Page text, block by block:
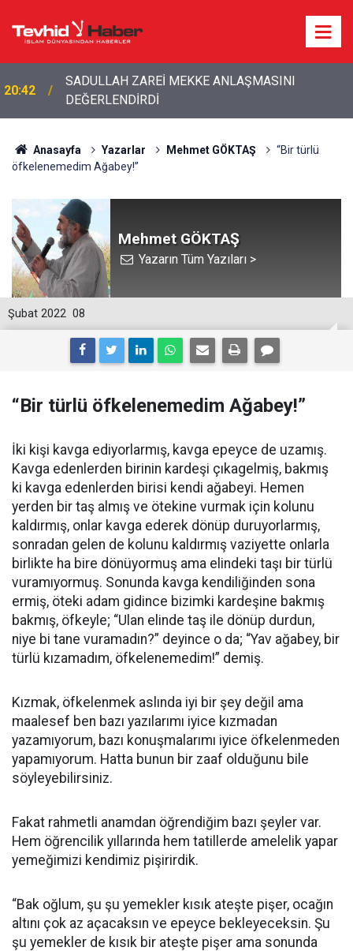
20:20 Bakan Fidan'dan son dakika açıklamalar!
Anasayfa Yazarlar Mehmet GÖKTAŞ
“Bir türlü
öfkelenemedim Ağabey!”
Mehmet GÖKTAŞ
Yazarın Tüm Yazıları >
08
Şubat 2022
“Bir türlü öfkelenemedim Ağabey!”
İki kişi kavga ediyorlarmış, kavga epeyce de uzamış.
Kavga edenlerden birinin kardeşi çıkagelmiş, bakmış
ki kavga edenlerden birisi kendi ağabeyi. Hemen
yerden bir taş almış ve ötekine vurmak için kolunu
kaldırmış, onlar kavga ederek dönüp duruyorlarmış,
sonradan gelen de kolunu kaldırmış vaziyette onlarla
birlikte ha bire dönüyormuş ama elindeki taşı bir türlü
vuramıyormuş. Sonunda kavga kendiliğinden sona
ermiş, öteki adam gidince bizimki kardeşine bakmış
bakmış, öfkeyle; “Ulan elinde taş ile dönüp durdun,
niye bi tane vuramadın?” deyince o da; “Yav ağabey, bir
türlü kızamadım, öfkelenemedim!” demiş.
Kızmak, öfkelenmek aslında iyi bir şey değil ama
maalesef ben bazı yazılarımı iyice kızmadan
yazamıyorum, bazı konuşmalarımı iyice öfkelenmeden
yapamıyorum. Hatta bunun bir zaaf olduğunu bile
söyleyebilirsiniz.
Fakat rahmetli anamdan öğrendiğim bazı şeyler var.
Hem öğrencilik yıllarında hem tatillerde amelelik yapar
yemeğimizi kendimiz pişirirdik.
“Bak oğlum, şu şu yemekler kısık ateşte pişer, ocağın
altını çok az açacaksın ve epeyce bekleyeceksin. Şu
şu yemekler de kısık bir ateşte pişer ama sonunda